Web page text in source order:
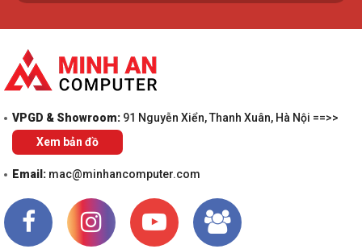
VPGD & Showroom: 91 Nguyễn Xiển, Thanh Xuân, Hà Nội ==>>
Xem bản đồ
Email: mac@minhancomputer.com